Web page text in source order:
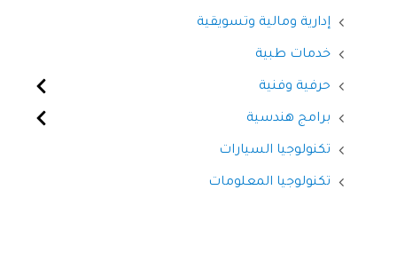
إدارية ومالية وتسويقية
خدمات طبية
حرفية وفنية
برامج هندسية
تكنولوجيا السيارات
تكنولوجيا المعلومات